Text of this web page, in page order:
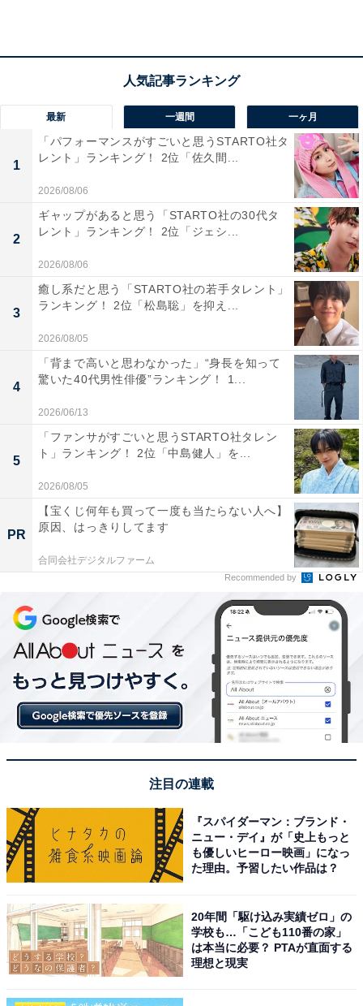
1位：千枚田ポケットパーク（輪島市）／54票
1位は「千枚田ポケットパーク（輪島市）」でした。
「千枚田ポケットパーク」は、日本海に面して段々と広
がる白米千枚田を一望できる絶景の道の駅です。四季に
よって異なる景観が楽しめ、春の田植えや夏の青々とし
た稲、秋の黄金色に輝く棚田、冬のライトアップと、訪
れるたびに異なる表情を見せてくれます。施設内には地
元の農産物や特産品を扱う売店もあり、景色を堪能した
後のお土産探しにも最適です。能登の自然と人々の営み
が調和した景観を目の前に、心安らぐ時間を過ごせる場
回答者のコメントを見ると「秋の涼しい気候の時に千枚
田を見てみたいから」（50代男性／静岡県）、「景色が
絶景です。駐車場から千枚田を見ることが出来ます」
（50代女性／三重県）、「稲穂の黄金色と海とのコント
ラストが美しい風景を生み出します」（40代男性／山形
県）といった声がありました。
※回答者のコメントは原文ママです
坂上 恵
All About ニュースの編集者。オールアバウトに入社後、SNSトレン
ドにフォーカスした記事執筆やSEOライティングの経験を経て、の
屋巡りとスポーツ観戦が生きがい。
次ページ
10位までの全ランキング結果を見
最新 一週間 一ヶ月
1
「パフォーマンスがすごいと思うSTARTO社タ
レント」ランキング！ 2位「佐久間...
2026/08/06
2
ギャップがあると思う「STARTO社の30代タ
レント」ランキング！ 2位「ジェシ...
2026/08/06
3
癒し系だと思う「STARTO社の若手タレント」
ランキング！ 2位「松島聡」を抑え...
2026/08/05
4
「背まで高いと思わなかった」“身長を知って
驚いた40代男性俳優”ランキング！ 1...
2026/06/13
5
「ファンサがすごいと思うSTARTO社タレン
ト」ランキング！ 2位「中島健人」を...
2026/08/05
PR
【宝くじ何年も買って一度も当たらない人へ】
原因、はっきりしてます
合同会社デジタルファーム
Recommended by
注目の連載
『スパイダーマン：ブランド・
ニュー・デイ』が「史上もっと
も優しいヒーロー映画」になっ
た理由。予習したい作品は？
20年間「駆け込み実績ゼロ」の
学校も…「こども110番の家」
は本当に必要？ PTAが直面する
理想と現実